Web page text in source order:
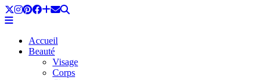
Accueil
Beauté
Visage
Corps